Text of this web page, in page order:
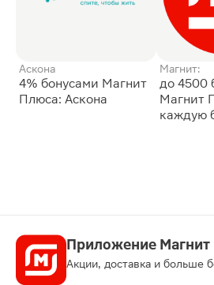
Аскона
4% бонусами Магнит
Плюса: Аскона
Магнит:
до 4500
Магнит
каждую
Приложение Магнит
Акции, доставка и больше